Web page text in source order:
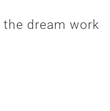
the dream work